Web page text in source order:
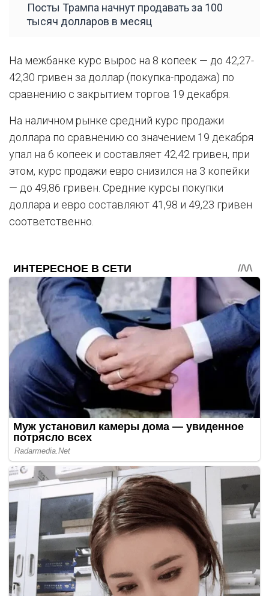
Посты Трампа начнут продавать за 100
тысяч долларов в месяц
На межбанке курс вырос на 8 копеек — до 42,27-
42,30 гривен за доллар (покупка-продажа) по
сравнению с закрытием торгов 19 декабря.
На наличном рынке средний курс продажи
доллара по сравнению со значением 19 декабря
упал на 6 копеек и составляет 42,42 гривен, при
этом, курс продажи евро снизился на 3 копейки
— до 49,86 гривен. Средние курсы покупки
доллара и евро составляют 41,98 и 49,23 гривен
соответственно.